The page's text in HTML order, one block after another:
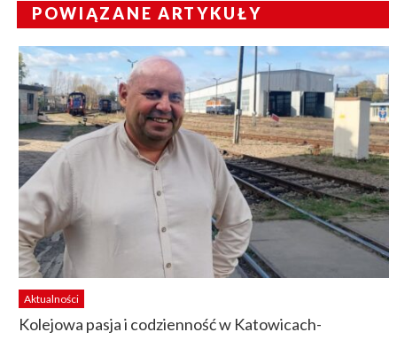
POWIĄZANE ARTYKUŁY
Aktualności
Kolejowa pasja i codzienność w Katowicach-